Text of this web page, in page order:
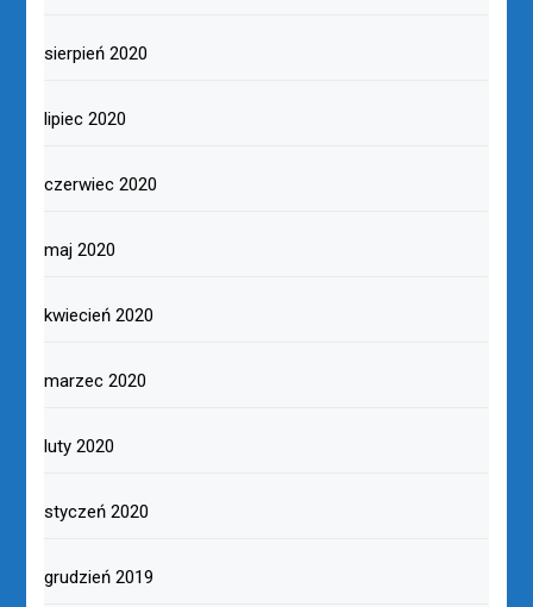
sierpień 2020
lipiec 2020
czerwiec 2020
maj 2020
kwiecień 2020
marzec 2020
luty 2020
styczeń 2020
grudzień 2019